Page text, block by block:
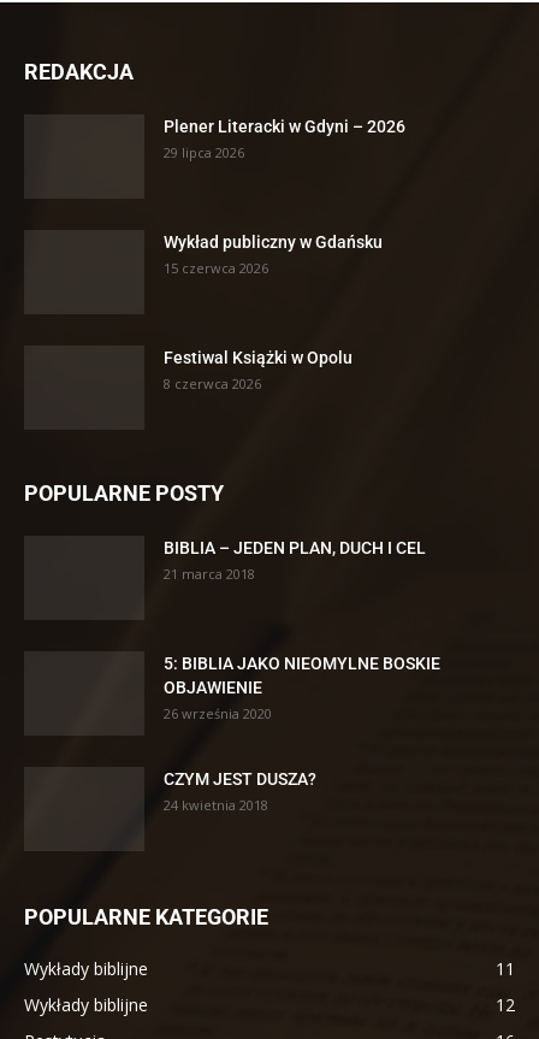
REDAKCJA
Plener Literacki w Gdyni – 2026
29 lipca 2026
Wykład publiczny w Gdańsku
15 czerwca 2026
Festiwal Książki w Opolu
8 czerwca 2026
POPULARNE POSTY
BIBLIA – JEDEN PLAN, DUCH I CEL
21 marca 2018
5: BIBLIA JAKO NIEOMYLNE BOSKIE
OBJAWIENIE
26 września 2020
CZYM JEST DUSZA?
24 kwietnia 2018
POPULARNE KATEGORIE
Wykłady biblijne
11
Wykłady biblijne
12